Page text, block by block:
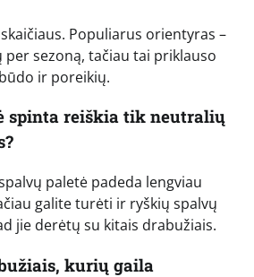
Populiarus orientyras –
per sezoną, tačiau tai priklauso
ir poreikių.
spinta reiškia tik neutralių
paletė padeda lengviau
galite turėti ir ryškių spalvų
jie derėtų su kitais drabužiais.
kurių gaila